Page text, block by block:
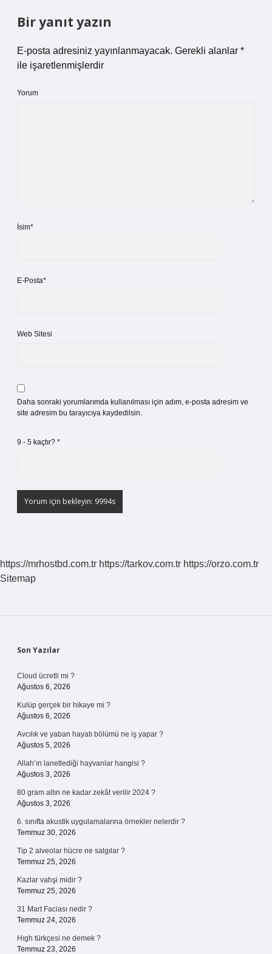
Bir yanıt yazın
E-posta adresiniz yayınlanmayacak. Gerekli alanlar *
ile işaretlenmişlerdir
Yorum
İsim*
E-Posta*
Web Sitesi
Daha sonraki yorumlarımda kullanılması için adım, e-posta adresim ve
site adresim bu tarayıcıya kaydedilsin.
9 - 5 kaçtır? *
https://mrhostbd.com.tr https://tarkov.com.tr https://orzo.com.tr
Sitemap
Sidebar
Son Yazılar
Cloud ücretli mi ?
Ağustos 6, 2026
Kulüp gerçek bir hikaye mi ?
Ağustos 6, 2026
Avcılık ve yaban hayatı bölümü ne iş yapar ?
Ağustos 5, 2026
Allah’ın lanetlediği hayvanlar hangisi ?
Ağustos 3, 2026
80 gram altın ne kadar zekât verilir 2024 ?
Ağustos 3, 2026
6. sınıfta akustik uygulamalarına örnekler nelerdir ?
Temmuz 30, 2026
Tip 2 alveolar hücre ne salgılar ?
Temmuz 25, 2026
Kazlar vahşi midir ?
Temmuz 25, 2026
31 Mart Faciası nedir ?
Temmuz 24, 2026
Hıgh türkçesi ne demek ?
Temmuz 23, 2026